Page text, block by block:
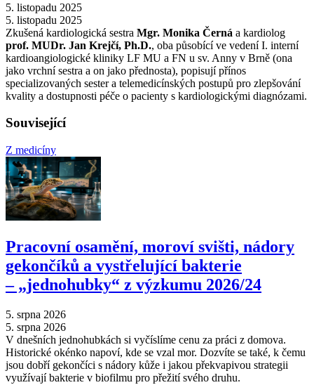
5. listopadu 2025
5. listopadu 2025
Zkušená kardiologická sestra Mgr. Monika Černá a kardiolog
prof. MUDr. Jan Krejčí, Ph.D., oba působící ve vedení I. interní
kardioangiologické kliniky LF MU a FN u sv. Anny v Brně (ona
jako vrchní sestra a on jako přednosta), popisují přínos
specializovaných sester a telemedicínských postupů pro zlepšování
kvality a dostupnosti péče o pacienty s kardiologickými diagnózami.
Související
Z medicíny
Pracovní osamění, moroví svišti, nádory
gekončíků a vystřelující bakterie
–⁠ „jednohubky“ z výzkumu 2026/24
5. srpna 2026
5. srpna 2026
V dnešních jednohubkách si vyčíslíme cenu za práci z domova.
Historické okénko napoví, kde se vzal mor. Dozvíte se také, k čemu
jsou dobří gekončíci s nádory kůže i jakou překvapivou strategii
využívají bakterie v biofilmu pro přežití svého druhu.